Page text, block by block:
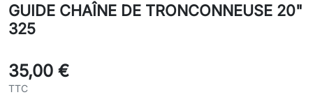
GUIDE CHAÎNE DE TRONCONNEUSE 20"
325
35,00 €
TTC